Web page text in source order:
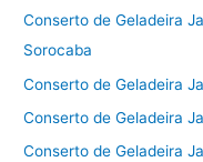
Conserto de Geladeira
Sorocaba
Conserto de Geladeira
Conserto de Geladeira
Conserto de Geladeira